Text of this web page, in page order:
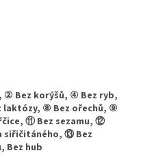
② Bez korýšů, ④ Bez ryb,
laktózy, ⑧ Bez ořechů, ⑨
⑪ Bez sezamu, ⑫
siřičitáného, ⑬ Bez
Bez hub